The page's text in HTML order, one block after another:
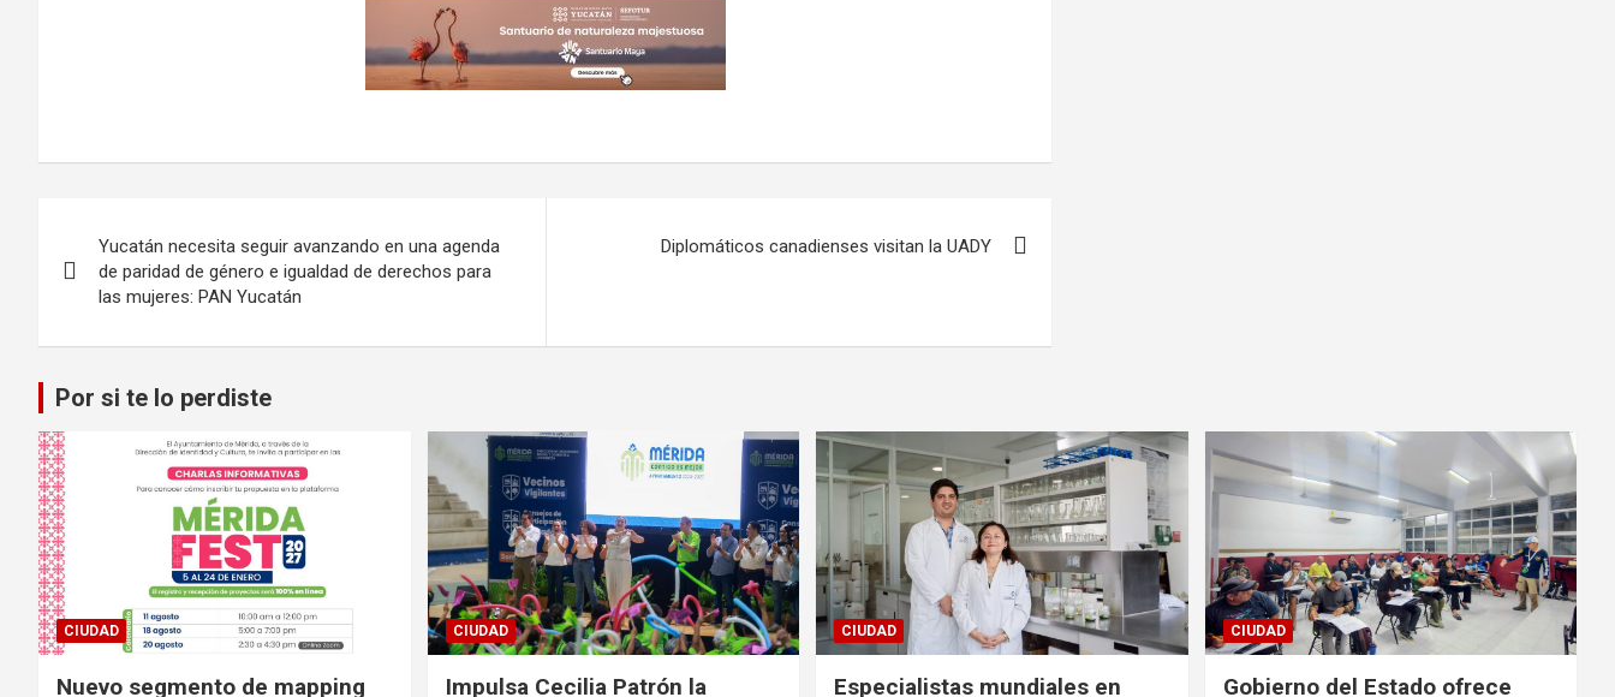
de
entradas
Yucatán necesita seguir avanzando en una agenda
de paridad de género e igualdad de derechos para
las mujeres: PAN Yucatán
Diplomáticos canadienses visitan la UADY
Por si te lo perdiste
CIUDAD
Nuevo segmento de mapping
CIUDAD
Impulsa Cecilia Patrón la
CIUDAD
Especialistas mundiales en
CIUDAD
Gobierno del Estado ofrece